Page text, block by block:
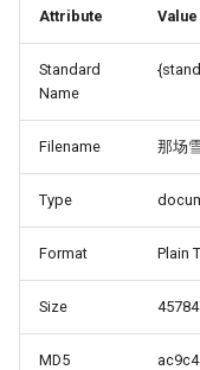
Attribute Value
Standard
Name
Filename 那场
Type
Format Plain
Size
MD5